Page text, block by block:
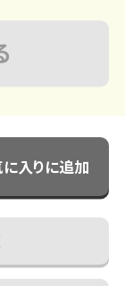
入りに追加